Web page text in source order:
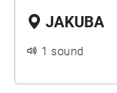
JAKUBA
1 sound